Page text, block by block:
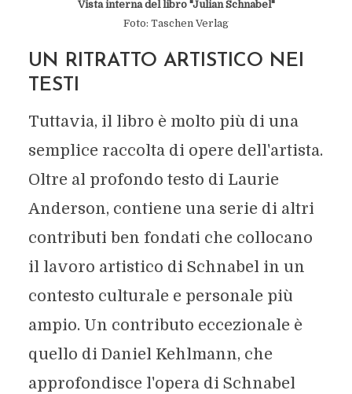
Vista interna del libro "Julian Schnabel"
Foto: Taschen Verlag
UN RITRATTO ARTISTICO NEI
TESTI
Tuttavia, il libro è molto più di una
semplice raccolta di opere dell'artista.
Oltre al profondo testo di Laurie
Anderson, contiene una serie di altri
contributi ben fondati che collocano
il lavoro artistico di Schnabel in un
contesto culturale e personale più
ampio. Un contributo eccezionale è
quello di Daniel Kehlmann, che
approfondisce l'opera di Schnabel